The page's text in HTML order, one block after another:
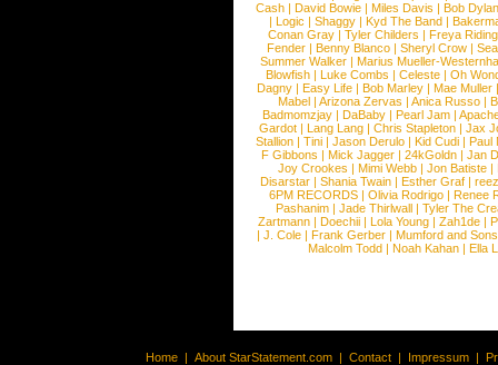
Cash | David Bowie | Miles Davis | Bob Dylan
|Logic |Shaggy |Kyd The Band |
Conan Gray |Tyler Childers |Freya
Fender |Benny Blanco |Sheryl Crow |
Summer Walker |Marius Mueller-
Blowfish | Luke Combs | Celeste | Oh
Dagny |Easy Life |Bob Marley |Mae Muller
Mabel |Arizona Zervas |Anica Russo |
Badmomzjay |DaBaby |Pearl Jam |
Gardot | Lang Lang | Chris Stapleton | Jax
Stallion |Tini |Jason Derulo |Kid Cudi |Paul
F Gibbons | Mick Jagger | 24kGoldn | Jan
Joy Crookes | Mimi Webb | Jon Batiste |
Disarstar | Shania Twain | Esther Graf |
6PM RECORDS | Olivia Rodrigo | Renee
Pashanim |Jade Thirlwall |Tyler The
Zartmann | Doechii | Lola Young | Zah1de |
| J. Cole | Frank Gerber | Mumford and Sons
Malcolm Todd | Noah Kahan | Ella
Home | About StarStatement.com | Contact | Impressum |